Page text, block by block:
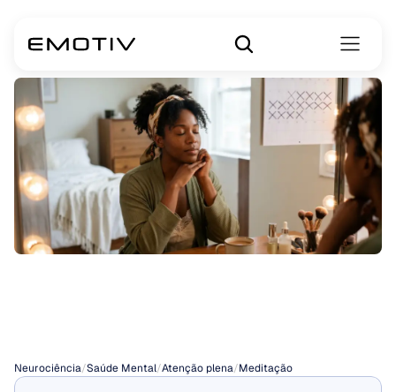
Neurociência/Saúde Mental/Atenção plena/Meditação